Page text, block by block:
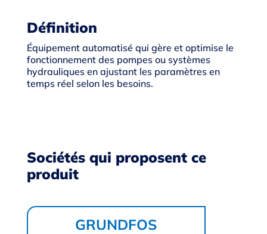
Définition
Équipement automatisé qui gère et optimise le
fonctionnement des pompes ou systèmes
hydrauliques en ajustant les paramètres en
temps réel selon les besoins.
Sociétés qui proposent ce
produit
GRUNDFOS